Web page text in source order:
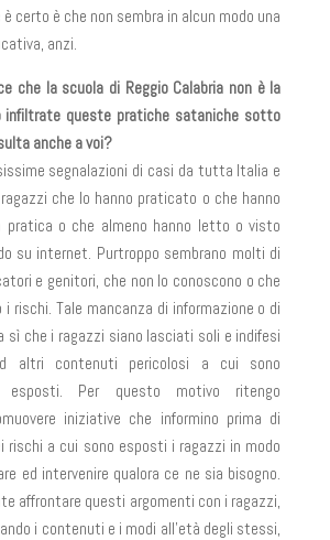
certo è che non sembra in alcun modo una
anzi.
che la scuola di Reggio Calabria non è la
infiltrate queste pratiche sataniche sotto
anche a voi?
segnalazioni di casi da tutta Italia e
che lo hanno praticato o che hanno
o che almeno hanno letto o visto
su internet. Purtroppo sembrano molti di
e genitori, che non lo conoscono o che
i rischi. Tale mancanza di informazione o di
sì che i ragazzi siano lasciati soli e indifesi
altri contenuti pericolosi a cui sono
esposti. Per questo motivo ritengo
iniziative che informino prima di
a cui sono esposti i ragazzi in modo
ed intervenire qualora ce ne sia bisogno.
affrontare questi argomenti con i ragazzi,
i contenuti e i modi all’età degli stessi,